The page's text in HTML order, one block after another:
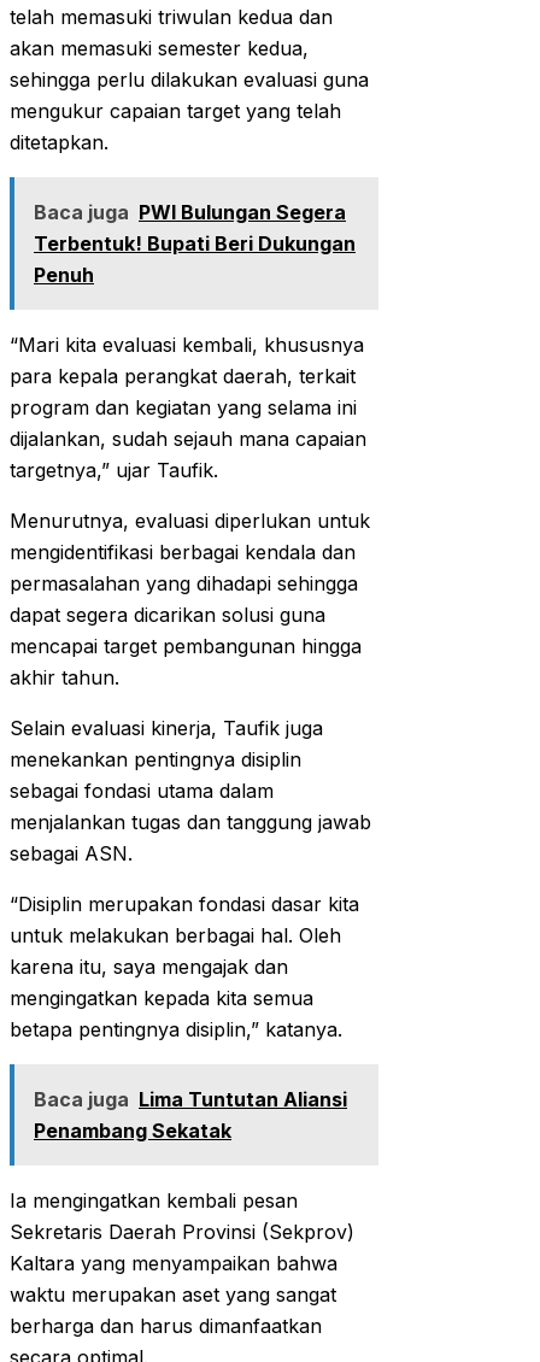
telah memasuki triwulan kedua dan
akan memasuki semester kedua,
sehingga perlu dilakukan evaluasi guna
mengukur capaian target yang telah
ditetapkan.
Baca juga PWI Bulungan Segera
Terbentuk! Bupati Beri Dukungan
Penuh
“Mari kita evaluasi kembali, khususnya
para kepala perangkat daerah, terkait
program dan kegiatan yang selama ini
dijalankan, sudah sejauh mana capaian
targetnya,” ujar Taufik.
Menurutnya, evaluasi diperlukan untuk
mengidentifikasi berbagai kendala dan
permasalahan yang dihadapi sehingga
dapat segera dicarikan solusi guna
mencapai target pembangunan hingga
akhir tahun.
Selain evaluasi kinerja, Taufik juga
menekankan pentingnya disiplin
sebagai fondasi utama dalam
menjalankan tugas dan tanggung jawab
sebagai ASN.
“Disiplin merupakan fondasi dasar kita
untuk melakukan berbagai hal. Oleh
karena itu, saya mengajak dan
mengingatkan kepada kita semua
betapa pentingnya disiplin,” katanya.
Baca juga Lima Tuntutan Aliansi
Penambang Sekatak
Ia mengingatkan kembali pesan
Sekretaris Daerah Provinsi (Sekprov)
Kaltara yang menyampaikan bahwa
waktu merupakan aset yang sangat
berharga dan harus dimanfaatkan